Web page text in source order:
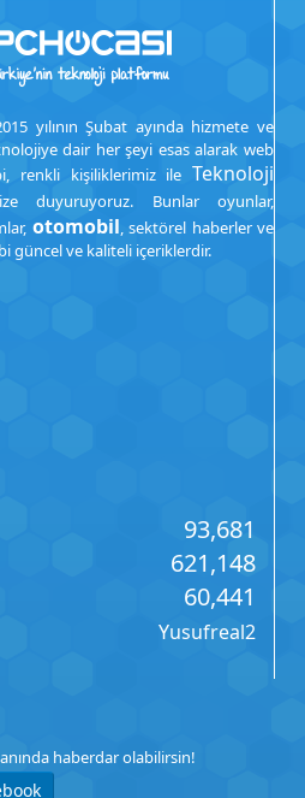
yılının Şubat ayında hizmete ve
dair her şeyi esas alarak web
renkli kişiliklerimiz ile Teknoloji
duyuruyoruz. Bunlar oyunlar,
otomobil, sektörel haberler ve
güncel ve kaliteli içeriklerdir.
93,681
621,148
60,441
Yusufreal2
haberdar olabilirsin!